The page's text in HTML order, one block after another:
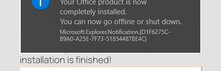
installation is finished!